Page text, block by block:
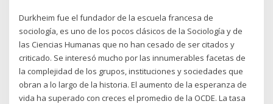
Durkheim fue el fundador de la escuela francesa de
sociología, es uno de los pocos clásicos de la Sociología y de
las Ciencias Humanas que no han cesado de ser citados y
criticado. Se interesó mucho por las innumerables facetas de
la complejidad de los grupos, instituciones y sociedades que
obran a lo largo de la historia. El aumento de la esperanza de
vida ha superado con creces el promedio de la OCDE. La tasa